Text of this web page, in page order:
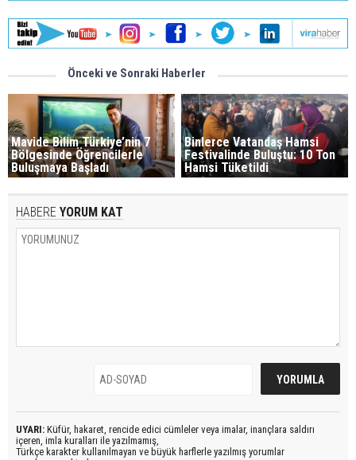
Önceki ve Sonraki Haberler
Mavide Bilim Türkiye’nin 7
Bölgesinde Öğrencilerle
Buluşmaya Başladı
Binlerce Vatandaş Hamsi
Festivalinde Buluştu: 10 Ton
Hamsi Tüketildi
HABERE YORUM KAT
UYARI: Küfür, hakaret, rencide edici cümleler veya imalar, inançlara saldırı
içeren, imla kuralları ile yazılmamış,
Türkçe karakter kullanılmayan ve büyük harflerle yazılmış yorumlar